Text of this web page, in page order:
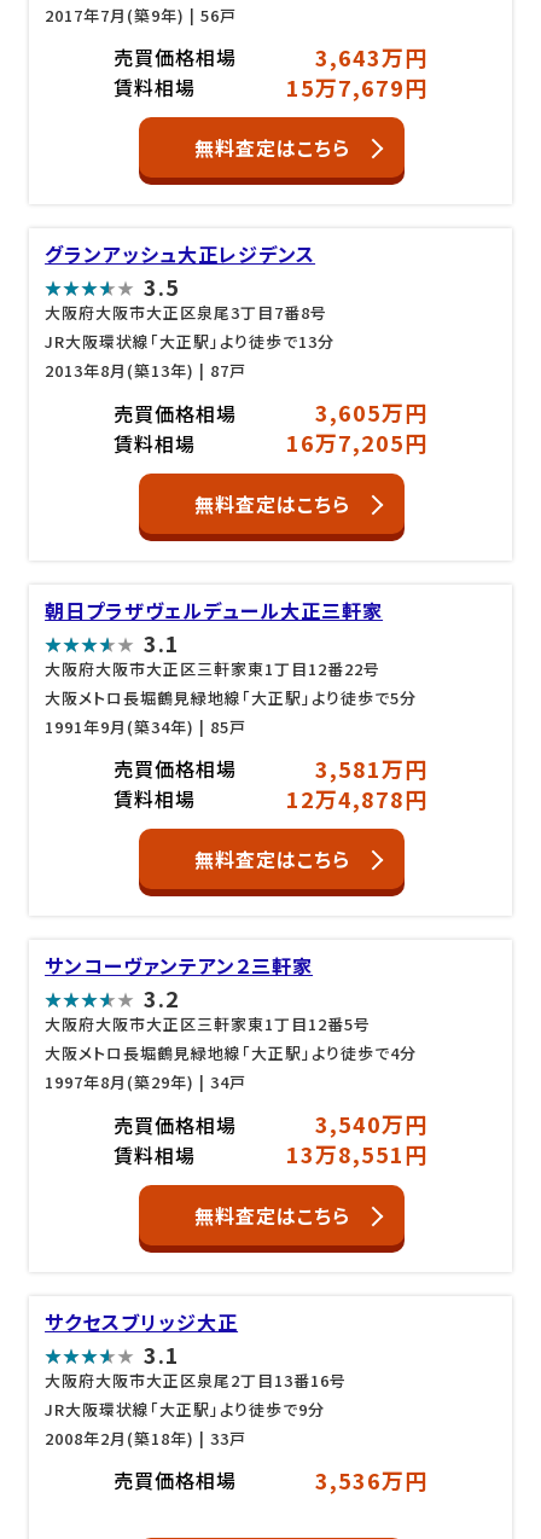
2017年7月(築9年) | 56戸
売買価格相場 3,643万円
賃料相場 15万7,679円
無料査定はこちら
グランアッシュ大正レジデンス
3.5
大阪府大阪市大正区泉尾3丁目7番8号
JR大阪環状線「大正駅」より徒歩で13分
2013年8月(築13年) | 87戸
売買価格相場 3,605万円
賃料相場 16万7,205円
無料査定はこちら
朝日プラザヴェルデュール大正三軒家
3.1
大阪府大阪市大正区三軒家東1丁目12番22号
大阪メトロ長堀鶴見緑地線「大正駅」より徒歩で5分
1991年9月(築34年) | 85戸
売買価格相場 3,581万円
賃料相場 12万4,878円
無料査定はこちら
サンコーヴァンテアン２三軒家
3.2
大阪府大阪市大正区三軒家東1丁目12番5号
大阪メトロ長堀鶴見緑地線「大正駅」より徒歩で4分
1997年8月(築29年) | 34戸
売買価格相場 3,540万円
賃料相場 13万8,551円
無料査定はこちら
サクセスブリッジ大正
3.1
大阪府大阪市大正区泉尾2丁目13番16号
JR大阪環状線「大正駅」より徒歩で9分
2008年2月(築18年) | 33戸
売買価格相場 3,536万円